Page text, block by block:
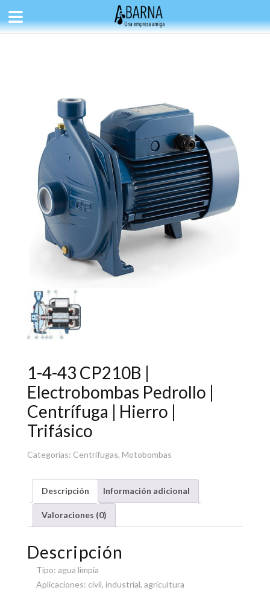
1-4-43 CP210B |
Electrobombas Pedrollo |
Centrífuga | Hierro |
Trifásico
Categorías: Centrifugas, Motobombas
Descripción Información adicional
Valoraciones (0)
Descripción
Tipo: agua limpia
Aplicaciones: civil, industrial, agricultura